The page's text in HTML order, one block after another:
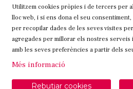
Sitemap Avís Legal Ús de
Link a
Utilitzem cookies pròpies i de tercers per
lloc web, i si ens dona el seu
per recopilar dades de les seves visites
agregades per millorar els nostres
amb les seves preferències a partir dels
Més informació
Rebutjar cookies